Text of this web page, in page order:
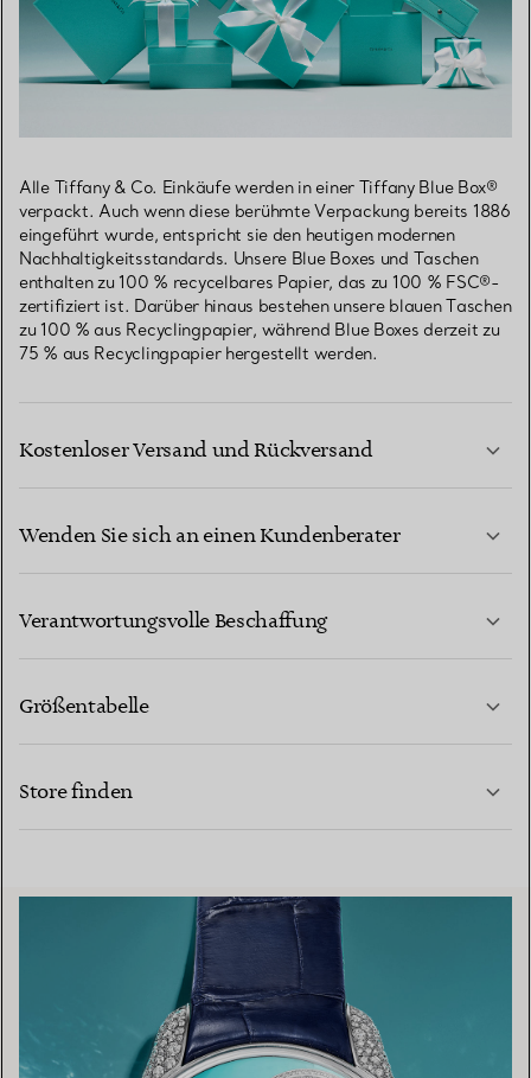
Alle Tiffany & Co. Einkäufe werden in einer Tiffany Blue Box®
verpackt. Auch wenn diese berühmte Verpackung bereits 1886
eingeführt wurde, entspricht sie den heutigen modernen
Nachhaltigkeitsstandards. Unsere Blue Boxes und Taschen
enthalten zu 100 % recycelbares Papier, das zu 100 % FSC®-
zertifiziert ist. Darüber hinaus bestehen unsere blauen Taschen
zu 100 % aus Recyclingpapier, während Blue Boxes derzeit zu
75 % aus Recyclingpapier hergestellt werden.
Kostenloser Versand und Rückversand
Wenden Sie sich an einen Kundenberater
Verantwortungsvolle Beschaffung
Größentabelle
Store finden
EINEN STORE IN IHRER NÄHE FINDEN